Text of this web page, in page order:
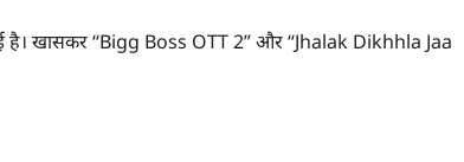
है। खासकर “Bigg Boss OTT 2” और “Jhalak Dikhhla Jaa